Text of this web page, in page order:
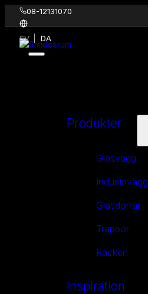
08-12131070
SV DA
Produkter
Glasvägg
Industrivägg
Glasdörrar
Trappor
Räcken
Inspiration